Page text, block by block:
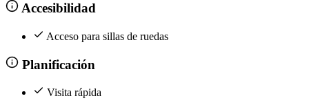
Accesibilidad
Acceso para sillas de ruedas
Planificación
Visita rápida